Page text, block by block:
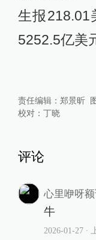
生报218.01
5252.5亿美
责任编辑： 郑景昕
校对： 丁晓
评论
心里咿呀
牛
2026-01-27∙